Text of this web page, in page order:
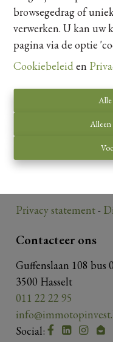
browsegedrag of
verwerken. U kan uw
pagina via de optie
Cookiebeleiden
Alle
Alleen
Toezichthoudende
Luxemburgstraat 16
Privacy statement-
Contacteer ons
Guffenslaan 108 bus
3500 Hasselt
011 22 22 95
Social: